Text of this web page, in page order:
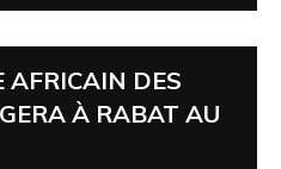
AFRICAIN DES
À RABAT AU